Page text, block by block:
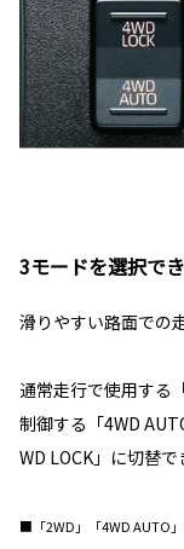
3モードを選択で
滑りやすい路面での
通常走行で使用する
制御する「4WD
WD LOCK」に切替
■「2WD」「4WD AUTO